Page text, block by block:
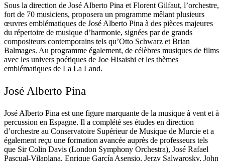
Sous la direction de José Alberto Pina et Florent Gilfaut, l’orchestre,
fort de 70 musiciens, proposera un programme mêlant plusieurs
œuvres emblématiques de José Alberto Pina à des pièces majeures
du répertoire de musique d’harmonie, signées par de grands
compositeurs contemporains tels qu’Otto Schwarz et Brian
Balmages. Au programme également, de célèbres musiques de films
avec les univers poétiques de Joe Hisaishi et les thèmes
emblématiques de La La Land.
José Alberto Pina
José Alberto Pina est une figure marquante de la musique à vent et à
percussion en Espagne. Il a complété ses études en direction
d’orchestre au Conservatoire Supérieur de Musique de Murcie et a
également reçu une formation avancée auprès de professeurs tels
que Sir Colin Davis (London Symphony Orchestra), José Rafael
Pascual-Vilaplana, Enrique García Asensio, Jerzy Salwarosky, John